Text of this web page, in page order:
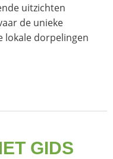
uitzichten
de unieke
lokale dorpelingen
GIDS